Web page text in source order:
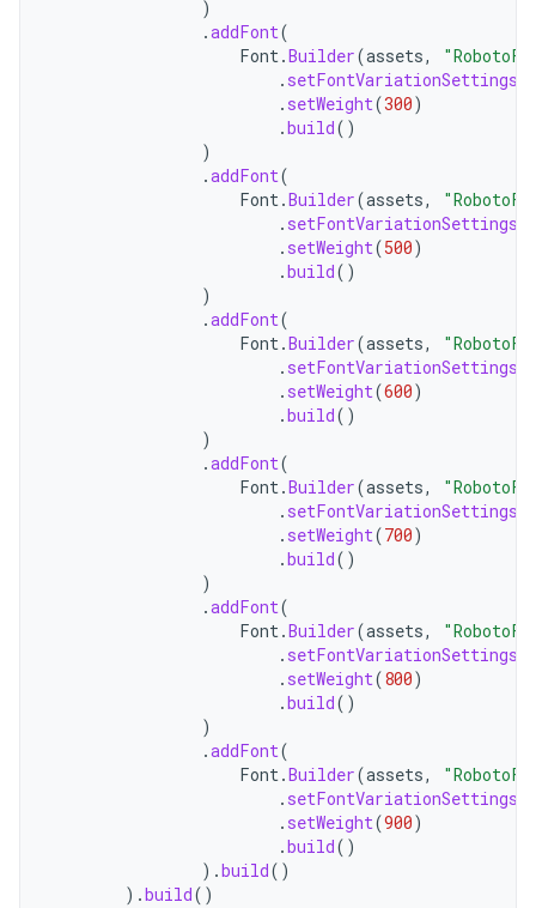
)
.addFont(
Font.Builder(assets,
. setFontVariationSettings
. setWeight(300)
.build()
)
.addFont(
Font.Builder(assets,
. setFontVariationSettings
. setWeight(500)
.build()
)
.addFont(
Font.Builder(assets,
. setFontVariationSettings
. setWeight(600)
.build()
)
.addFont(
Font.Builder(assets,
. setFontVariationSettings
. setWeight(700)
.build()
)
.addFont(
Font.Builder(assets,
. setFontVariationSettings
. setWeight(800)
.build()
)
.addFont(
Font.Builder(assets,
. setFontVariationSettings
. setWeight(900)
.build()
).build()
).build()